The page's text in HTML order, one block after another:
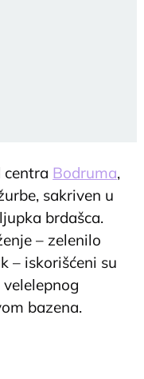
centra Bodruma,
sakriven u
brdašca.
– zelenilo
– iskorišćeni su
bazena.